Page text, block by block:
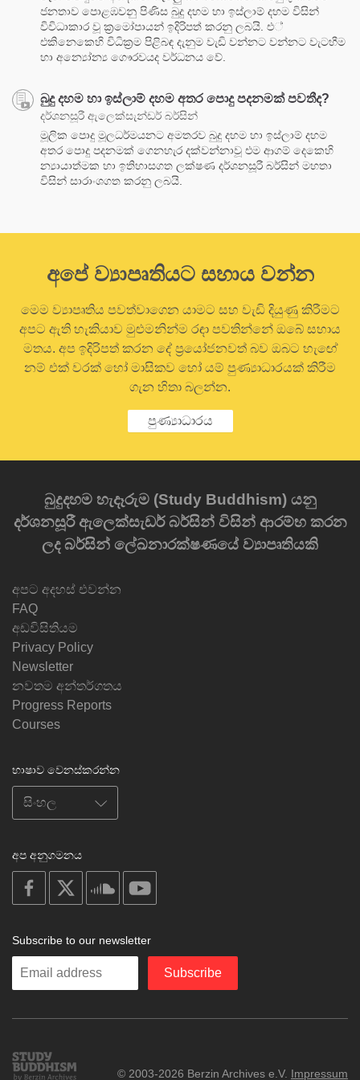
ජනතාව පොළඹවනු පිණිස බුදු දහම හා ඉස්ලාම් දහම විසින්
විවිධාකාර වූ ක්‍රමෝපායන් ඉදිරිපත් කරනු ලබයි. එ්
එකිනෙකෙහි විධික්‍රම පිළිබඳ දැනුම වැඩි වන්නට වන්නට වැටහීම
හා අන්‍යෝන්‍ය ගෞරවයද වර්ධනය වේ.
බුදු දහම හා ඉස්ලාම් දහම අතර පොදු පදනමක් පවතීද?
දර්ශනසූරී ඇලෙක්සැන්ඩර් බර්සින්
මූලික පොදු මූලධර්මයනට අමතරව බුදු දහම හා ඉස්ලාම් දහම
අතර පොදු පදනමක් ගෙනහැර දක්වන්නාවූ එම ආගම් දෙකෙහි
න්‍යායාත්මක හා ඉතිහාසගත ලක්ෂණ දර්ශනසූරී බර්සින් මහතා
විසින් සාරාංශගත කරනු ලබයි.
අපේ ව්‍යාපෘතියට සහාය වන්න
මෙම ව්‍යාපෘතිය පවත්වාගෙන යාමට සහ වැඩි දියුණු කිරීමට
අපට ඇති හැකියාව මුළුමනින්ම රඳා පවතින්නේ ඔබේ සහාය
මතය. අප ඉදිරිපත් කරන දේ ප්‍රයෝජනවත් බව ඔබට හැඟේ
නම් එක් වරක් හෝ මාසිකව හෝ යම් පුණ්‍යාධාරයක් කිරීම
ගැන හිතා බලන්න.
පුණ්‍යාධාරය
බුදුදහම හැදෑරුම (Study Buddhism) යනු
දර්ශනසූරී ඇලෙක්සැඩර් බර්සින් විසින් ආරම්භ කරන
ලද බර්සින් ලේඛනාරක්ෂණයේ ව්‍යාපෘතියකි
අපට අදහස් එවන්න
FAQ
අඩවිසිතියම
Privacy Policy
Newsletter
නවතම අන්තර්ගතය
Progress Reports
Courses
භාෂාව වෙනස්කරන්න
අප අනුගමනය
on
facebook
soundcloud
Subscribe to our newsletter
Enter
Subscribe
Study
Buddhism
© 2003-2026 Berzin Archives e.V. Impressum